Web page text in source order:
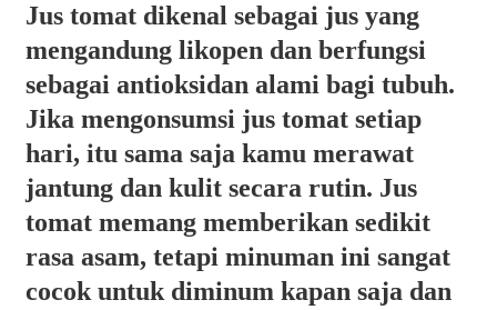
Jus tomat dikenal sebagai jus yang
mengandung likopen dan berfungsi
sebagai antioksidan alami bagi tubuh.
Jika mengonsumsi jus tomat setiap
hari, itu sama saja kamu merawat
jantung dan kulit secara rutin. Jus
tomat memang memberikan sedikit
rasa asam, tetapi minuman ini sangat
cocok untuk diminum kapan saja dan